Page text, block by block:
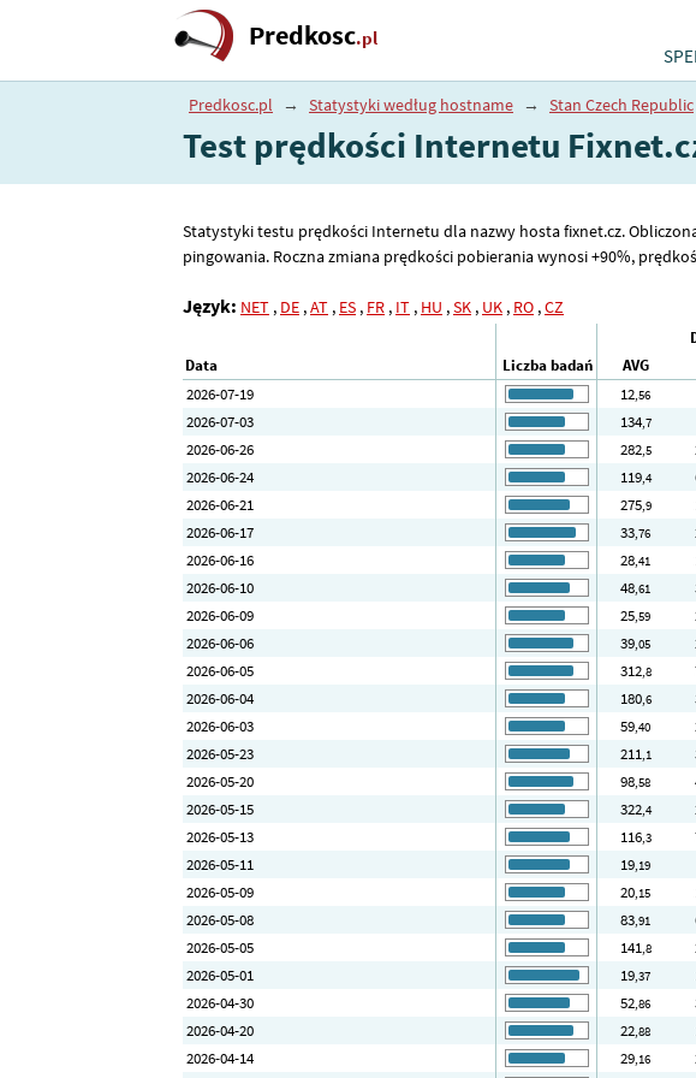
Predkosc.pl
Predkosc.pl → Statystyki według hostname → Stan Czech Republic
Test prędkości Internetu
Statystyki testu prędkości Internetu dla nazwy hosta fixnet.cz.
pingowania. Roczna zmiana prędkości pobierania wynosi +90%,
Język: NET , DE ,AT , ES , FR , IT , HU ,SK , UK , RO ,CZ
Data
Liczba badań AVG
2026-07-19
12,56
2026-07-03
134,7
2026-06-26
282,5
2026-06-24
119,4
2026-06-21
275,9
2026-06-17
33,76
2026-06-16
28,41
2026-06-10
48,61
2026-06-09
25,59
2026-06-06
39,05
2026-06-05
312,8
2026-06-04
180,6
2026-06-03
59,40
2026-05-23
211,1
2026-05-20
98,58
2026-05-15
322,4
2026-05-13
116,3
2026-05-11
19,19
2026-05-09
20,15
2026-05-08
83,91
2026-05-05
141,8
2026-05-01
19,37
2026-04-30
52,86
2026-04-20
22,88
2026-04-14
29,16